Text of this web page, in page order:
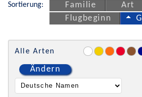
Sortierung: Familie Art
Flugbeginn
Alle Arten
Ändern